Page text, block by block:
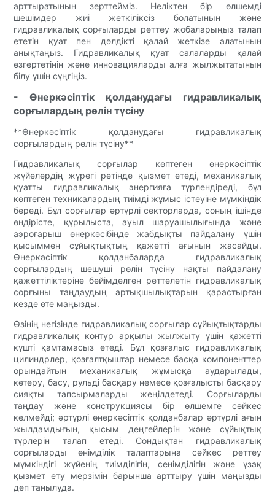
арттыратынын зерттейміз. Неліктен бір өлшемді
шешімдер жиі жеткіліксіз болатынын және
гидравликалық сорғыларды реттеу жобаларыңыз талап
ететін қуат пен дәлдікті қалай жеткізе алатынын
анықтаңыз. Гидравликалық қуат салаларды қалай
өзгертетінін және инновацияларды алға жылжытатынын
білу үшін сүңгіңіз.
- Өнеркәсіптік қолданудағы гидравликалық
сорғылардың рөлін түсіну
**Өнеркәсіптік қолданудағы гидравликалық
сорғылардың рөлін түсіну**
Гидравликалық сорғылар көптеген өнеркәсіптік
жүйелердің жүрегі ретінде қызмет етеді, механикалық
қуатты гидравликалық энергияға түрлендіреді, бұл
көптеген техникалардың тиімді жұмыс істеуіне мүмкіндік
береді. Бұл сорғылар әртүрлі секторларда, соның ішінде
өндірісте, құрылыста, ауыл шаруашылығында және
аэроғарыш өнеркәсібінде жабдықты пайдалану үшін
қысыммен сұйықтықтың қажетті ағынын жасайды.
Өнеркәсіптік қолданбаларда гидравликалық
сорғылардың шешуші рөлін түсіну нақты пайдалану
қажеттіліктеріне бейімделген реттелетін гидравликалық
сорғыны таңдаудың артықшылықтарын қарастырған
кезде өте маңызды.
Өзінің негізінде гидравликалық сорғылар сұйықтықтарды
гидравликалық контур арқылы жылжыту үшін қажетті
күшті қамтамасыз етеді. Бұл қозғалыс гидравликалық
цилиндрлер, қозғалтқыштар немесе басқа компоненттер
орындайтын механикалық жұмысқа аударылады,
көтеру, басу, рульді басқару немесе қозғалысты басқару
сияқты тапсырмаларды жеңілдетеді. Сорғыларды
таңдау және конструкциясы бір өлшемге сәйкес
келмейді; әртүрлі өнеркәсіптік қолданбалар әртүрлі ағын
жылдамдығын, қысым деңгейлерін және сұйықтық
түрлерін талап етеді. Сондықтан гидравликалық
сорғыларды өнімділік талаптарына сәйкес реттеу
мүмкіндігі жүйенің тиімділігін, сенімділігін және ұзақ
қызмет ету мерзімін барынша арттыру үшін маңызды
деп танылуда.